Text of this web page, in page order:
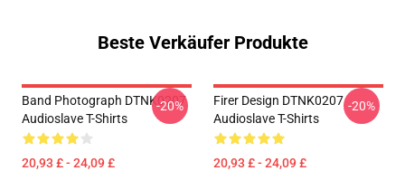
Beste Verkäufer Produkte
Band Photograph DTNK0207
Audioslave T-Shirts
20,93 £ - 24,09 £
-20%
Firer Design DTNK0207
Audioslave T-Shirts
20,93 £ - 24,09 £
-20%